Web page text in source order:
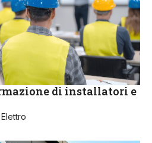
di installatori e